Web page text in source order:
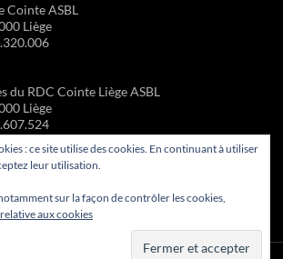
Cointe ASBL
Liège
du RDC Cointe Liège ASBL
Liège
des Jeunes – Michel Gueury :
: ce site utilise des cookies. En continuant à utiliser
leur utilisation.
sur la façon de contrôler les cookies,
aux cookies